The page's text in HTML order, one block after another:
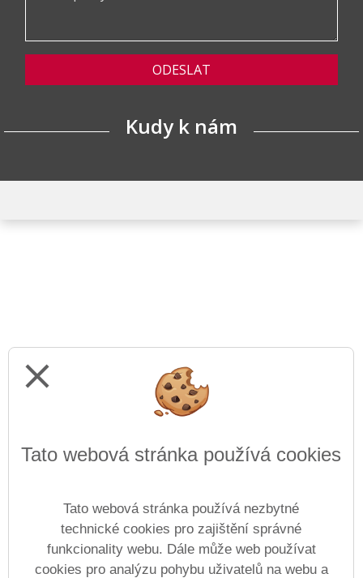
ODESLAT
Kudy k nám
Prohlášení o přístupnosti Mapa webu Cookies
close
Tato webová stránka používá cookies
Tato webová stránka používá nezbytné
technické cookies pro zajištění správné
funkcionality webu. Dále může web používat
cookies pro analýzu pohybu uživatelů na webu a